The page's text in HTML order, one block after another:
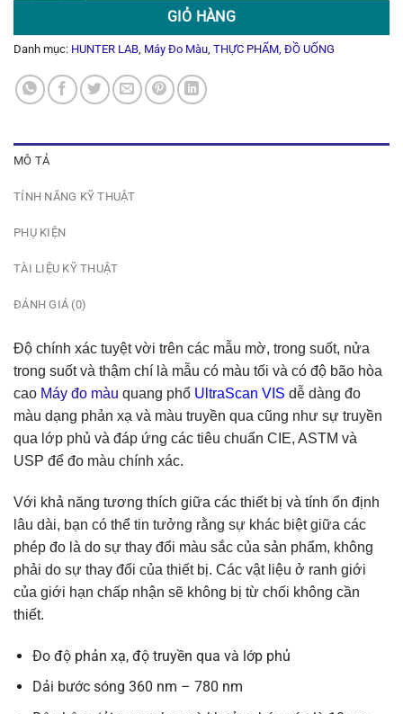
GIỎ HÀNG
Danh mục: HUNTER LAB, Máy Đo Màu, THỰC PHẨM, ĐỒ UỐNG
MÔ TẢ
TÍNH NĂNG KỸ THUẬT
PHỤ KIỆN
TÀI LIỆU KỸ THUẬT
ĐÁNH GIÁ (0)
Độ chính xác tuyệt vời trên các mẫu mờ, trong suốt, nửa
trong suốt và thậm chí là mẫu có màu tối và có độ bão hòa
cao Máy đo màu quang phổ UltraScan VIS dễ dàng đo
màu dạng phản xạ và màu truyền qua cũng như sự truyền
qua lớp phủ và đáp ứng các tiêu chuẩn CIE, ASTM và
USP để đo màu chính xác.
Với khả năng tương thích giữa các thiết bị và tính ổn định
lâu dài, bạn có thể tin tưởng rằng sự khác biệt giữa các
phép đo là do sự thay đổi màu sắc của sản phẩm, không
phải do sự thay đổi của thiết bị. Các vật liệu ở ranh giới
của giới hạn chấp nhận sẽ không bị từ chối không cần
thiết.
Đo độ phản xạ, độ truyền qua và lớp phủ
Dải bước sóng 360 nm – 780 nm